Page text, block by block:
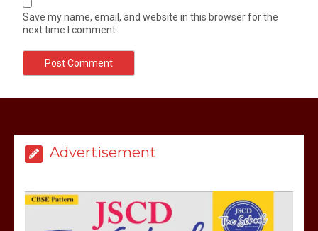
Save my name, email, and website in this browser for the
next time I comment.
Advertisement
उठाकर खाते कुत्ते का वीडियो इंटरनेट पर जमकर
तहस नहस,मोहल्ले वालों के साथ की गई गाली
गलोच ,कहा अगर रखी गई होली तो होगा खून
खराबा,